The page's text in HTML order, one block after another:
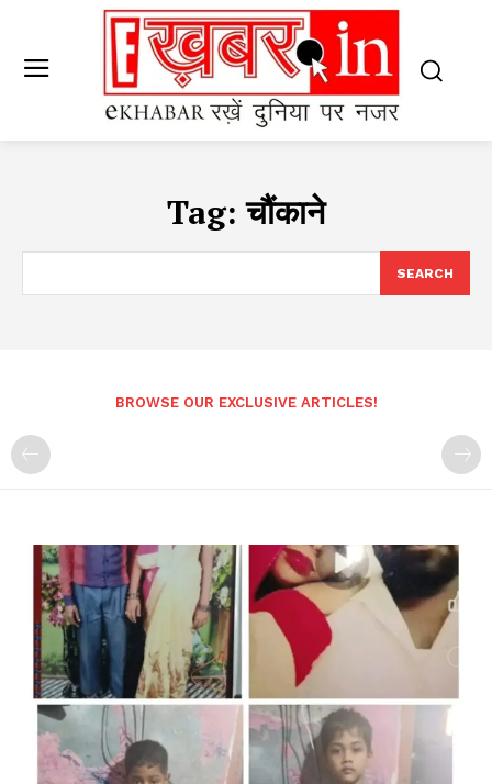
Tag:चौंकाने
SEARCH
BROWSE OUR EXCLUSIVE ARTICLES!